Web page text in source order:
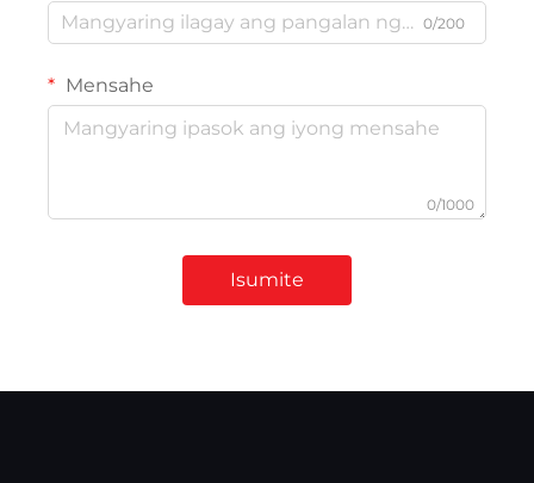
0/200
Mensahe
0/1000
Isumite